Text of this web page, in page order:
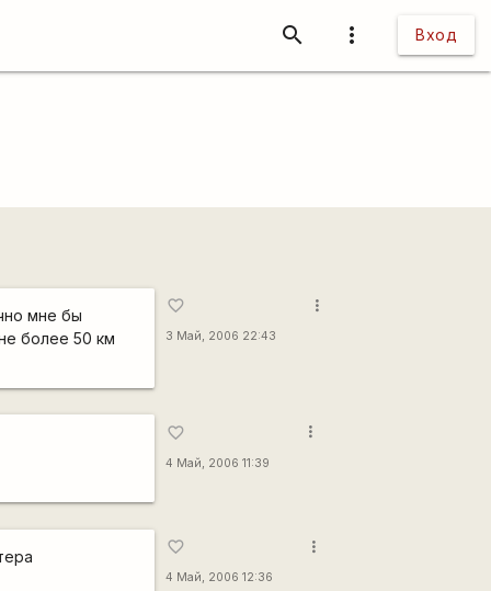
more_vert Вход
search
мне бы
более 50 км
favorite_border
3 Май, 2006 22:43
more_vert
favorite_border
4 Май, 2006 11:39
more_vert
favorite_border
4 Май, 2006 12:36
more_vert